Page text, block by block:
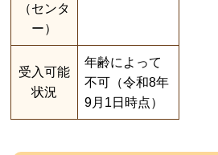
（センタ
ー）
受入可能
状況
年齢によって
不可（令和8年
9月1日時点）